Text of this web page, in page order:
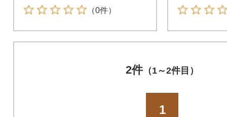
（0件）
2件（1～2件目）
1